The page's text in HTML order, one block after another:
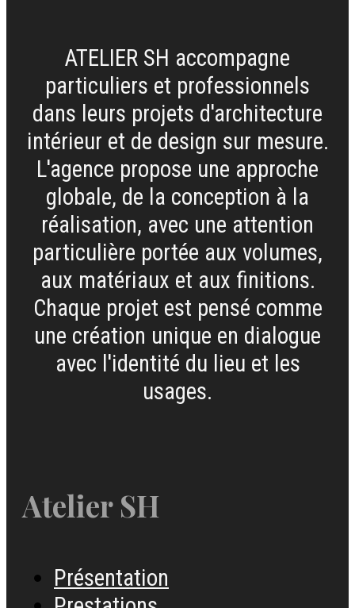
ATELIER SH accompagne
particuliers et professionnels
dans leurs projets d'architecture
intérieur et de design sur mesure.
L'agence propose une approche
globale, de la conception à la
réalisation, avec une attention
particulière portée aux volumes,
aux matériaux et aux finitions.
Chaque projet est pensé comme
une création unique en dialogue
avec l'identité du lieu et les
usages.
Atelier SH
Présentation